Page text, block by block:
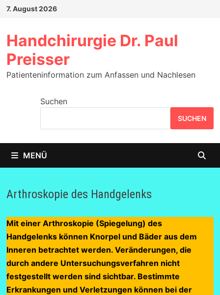
Zum
7. August 2026
Handchirurgie Dr. Paul
Preisser
Patienteninformation zum Anfassen und Nachlesen
Suchen
SUCHEN
MENÜ
Arthroskopie des Handgelenks
Mit einer Arthroskopie (Spiegelung) des
Handgelenks können Knorpel und Bäder aus dem
Inneren betrachtet werden. Veränderungen, die
durch andere Untersuchungsverfahren nicht
festgestellt werden sind sichtbar. Bestimmte
Erkrankungen und Verletzungen können bei der